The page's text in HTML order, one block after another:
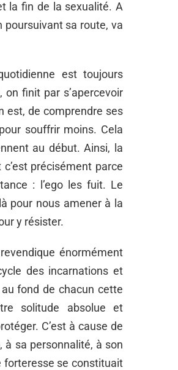
la fin de la sexualité. A
poursuivant sa route, va
est toujours
finit par s’apercevoir
est, de comprendre ses
souffrir moins. Cela
au début. Ainsi, la
précisément parce
: l’ego les fuit. Le
pour nous amener à la
y résister.
énormément
des incarnations et
fond de chacun cette
solitude absolue et
C’est à cause de
à sa personnalité, à son
forteresse se constituait